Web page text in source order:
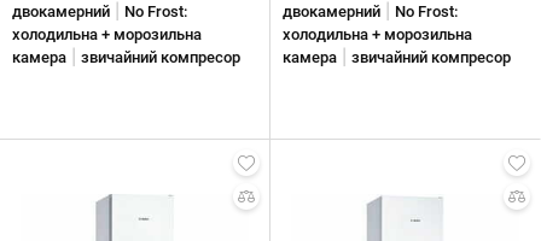
двокамерний
No Frost:
холодильна + морозильна
камера
звичайний компресор
двокамерний
No Frost:
холодильна + морозильна
камера
звичайний компресор